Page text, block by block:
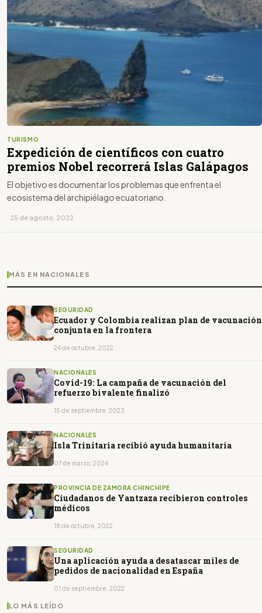
TURISMO
Expedición de científicos con cuatro
premios Nobel recorrerá Islas Galápagos
El objetivo es documentar los problemas que enfrenta el
ecosistema del archipiélago ecuatoriano.
· 25 de agosto, 2022
MÁS EN NACIONALES
SEGURIDAD
Ecuador y Colombia realizan plan de vacunación
conjunta en la frontera
24 de octubre, 2022
NACIONALES
Covid-19: La campaña de vacunación del
refuerzo bivalente finalizó
15 de septiembre, 2023
NACIONALES
Isla Trinitaria recibió ayuda humanitaria
07 de marzo, 2024
PROVINCIA DE ZAMORA CHINCHIPE
Ciudadanos de Yantzaza recibieron controles
médicos
18 de octubre, 2022
SEGURIDAD
Una aplicación ayuda a desatascar miles de
pedidos de nacionalidad en España
01 de septiembre, 2022
LO MÁS LEÍDO